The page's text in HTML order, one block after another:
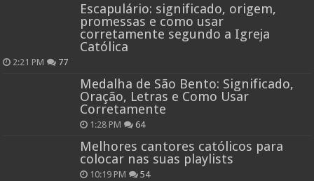
Escapulário: significado, origem,
promessas e como usar
corretamente segundo a Igreja
Católica
2:21 PM 77
Medalha de São Bento: Significado,
Oração, Letras e Como Usar
Corretamente
1:28 PM 64
Melhores cantores católicos para
colocar nas suas playlists
10:19 PM 54